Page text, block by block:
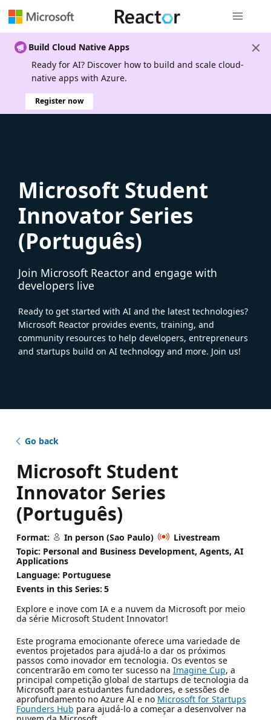
Build Cloud Native Apps
Ready for AI? Discover how to build and scale cloud-
native apps with Azure.
Register now
Microsoft Student
Innovator Series
(Português)
Join Microsoft Reactor and engage with
developers live
Ready to get started with AI and the latest technologies?
Microsoft Reactor provides events, training, and
community resources to help developers, entrepreneurs
and startups build on AI technology and more. Join us!
Go back
Microsoft Student
Innovator Series
(Português)
Format: In person (Sao Paulo)
Livestream
Topic: Personal and Business Development, Agents, AI
Applications
Language: Portuguese
Events in this Series: 5
Explore e inove com IA e a nuvem da Microsoft por meio
da série Microsoft Student Innovator!
Este programa emocionante oferece uma variedade de
eventos projetados para ajudá-lo a dar os próximos
passos como inovador em tecnologia. Os eventos se
concentrarão em como ter sucesso na Imagine Cup, a
principal competição global de startups de tecnologia da
Microsoft para estudantes fundadores, e sessões de
aprofundamento no Azure AI e no Microsoft for Startups
Founders Hub para ajudá-lo a começar a desenvolver na